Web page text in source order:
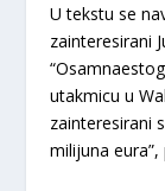
U tekstu se
zainteresirani
utakmicu u
zainteresirani
milijuna